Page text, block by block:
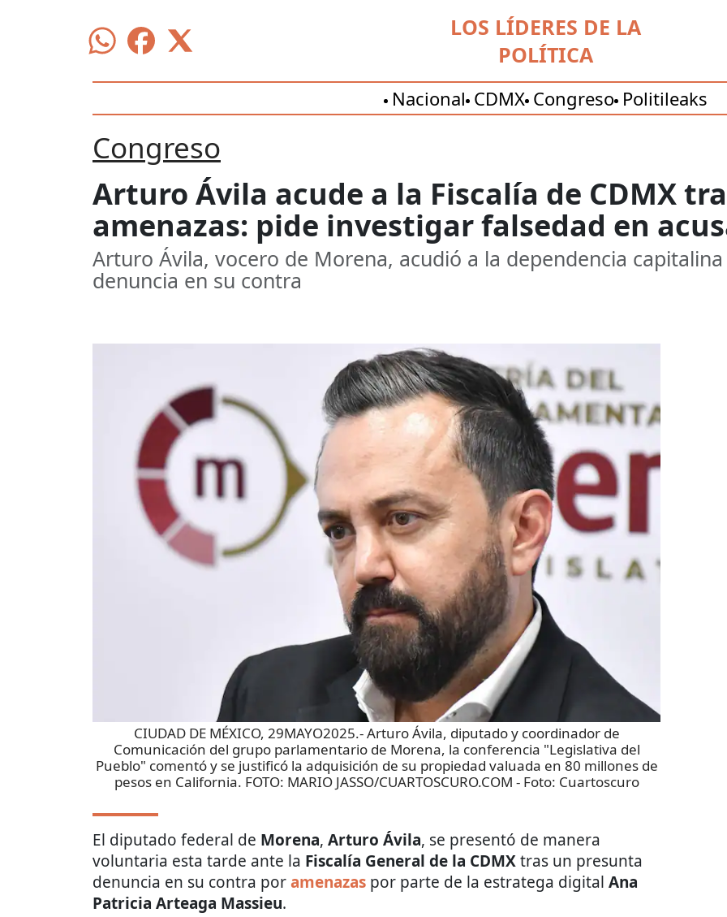
LOS LÍDERES DE LA
POLÍTICA
Nacional CDMX Congreso Politileaks
Congreso
Arturo Ávila acude a la Fiscalía de CDMX
amenazas: pide investigar falsedad en
Arturo Ávila, vocero de Morena, acudió a la dependencia
denuncia en su contra
CIUDAD DE MÉXICO, 29MAYO2025.- Arturo Ávila, diputado y coordinador de
Comunicación del grupo parlamentario de Morena, la conferencia "Legislativa del
Pueblo" comentó y se justificó la adquisición de su propiedad valuada en 80 millones de
pesos en California. FOTO: MARIO JASSO/CUARTOSCURO.COM - Foto: Cuartoscuro
El diputado federal de Morena, Arturo Ávila, se presentó de manera
voluntaria esta tarde ante la Fiscalía General de la CDMXtras un presunta
denuncia en su contra poramenazas por parte de la estratega digital Ana
Patricia Arteaga Massieu.